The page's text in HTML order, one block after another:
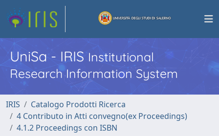
UniSa - IRISInstitutional
Research Information System
IRIS
Catalogo Prodotti Ricerca
4 Contributo in Atti convegno(ex Proceedings)
4.1.2 Proceedings con ISBN